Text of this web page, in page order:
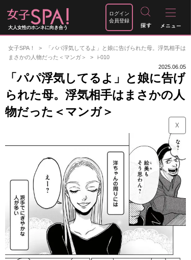
大人女性のホンネに向き合う
ログイン
会員登録
女子SPA！
「パパ浮気してるよ」と娘に告げられた母。浮気相手は
まさかの人物だった＜マンガ＞
i-010
2025.06.05
「パパ浮気してるよ」と娘に告げ
られた母。浮気相手はまさかの人
物だった＜マンガ＞
☓